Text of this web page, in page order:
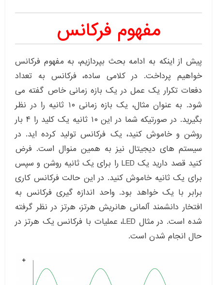
مفهوم فرکانس
پیش از اینکه به ادامه بحث بپردازیم، به مفهوم فرکانس
خواهیم پرداخت. در کلامی ساده، فرکانس به تعداد
دفعات تکرار یک عمل در یک بازه زمانی خاص گفته می
شود. به عنوان مثال، یک بازه زمانی ۱۰ ثانیه را در نظر
بگیرید. در صورتیکه شما در این ۱۰ ثانیه یک کلید را ۴ بار
روشن و خاموش کنید، یک فرکانس تولید کرده اید. در
سیستم های دیجیتال نیز به همین منوال است. فرض
کنید قصد دارید یک LED را برای یک ثانیه روشن و سپس
برای یک ثانیه خاموش کنید. در این حالت فرکانس کاری
برابر با یک خواهد بود. واحد اندازه گیری فرکانس به
افتخار دانشمند آلمانی هانریش هرتز، هرتز در نظر گرفته
شده است. در مثال LED، عملیات با فرکانس یک هرتز در
حال انجام شدن است.